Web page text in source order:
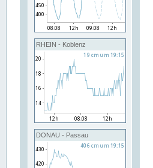
RHEIN - Koblenz
DONAU - Passau